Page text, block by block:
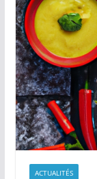
ACTUALITÉS